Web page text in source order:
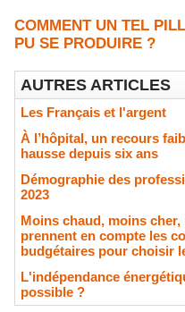
COMMENT UN TEL
PU SE PRODUIRE ?
AUTRES ARTICLES
Les Français et l'argent
À l’hôpital, un recours
hausse depuis six ans
Démographie des
2023
Moins chaud, moins
prennent en compte les
budgétaires pour choisir
L'indépendance
possible ?